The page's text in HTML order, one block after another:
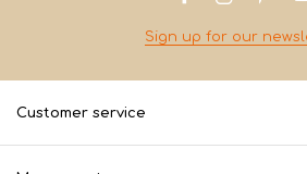
Sign up for our
Customer service